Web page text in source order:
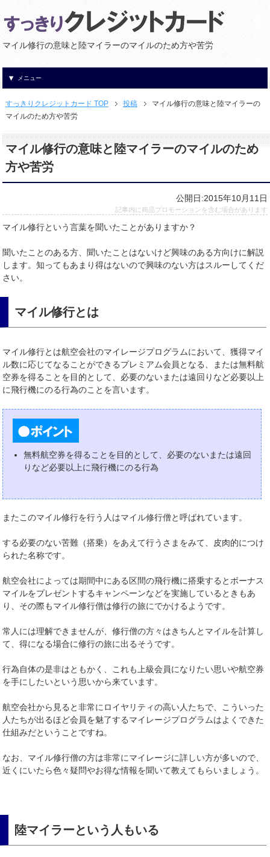
マイル修行の意味と陸マイラーのマイルのため方や苦労
メニュー
すっきりクレジットカード TOP 投稿
マイル修行の意味と陸マイラーの
マイルのため方や苦労
マイル修行の意味と陸マイラーのマイルのため
方や苦労
公開日:2015年10月11日
記事内に商品プロモーションを含む場合があります
マイル修行という言葉を聞いたことがありますか？
聞いたことのある方、聞いたことはないけど興味のある方向けに解説
します。知ってもあまり得はないので興味のない方はスルーしてくだ
さい。
マイル修行とは
マイル修行とは航空会社のマイレージプログラムにおいて、獲得マイ
ル数に応じてなることができるプレミアム会員となる、または無料航
空券を得ることを目的として、必要のないまたは遠回りなど必要以上
に飛行機にのる行為のことを言います。
無料航空券を得ることを目的として、必要のないまたは遠回
りなど必要以上に飛行機にのる行為
またこのマイル修行を行う人はマイル修行僧と呼ばれています。
する必要のない苦難（搭乗）をあえて行うさまをみて、皮肉的につけ
られた名称です。
航空会社によっては期間中にある区間の飛行機に搭乗するとボーナス
マイルをプレゼントするキャンペーンなどを実施しているときもあ
り、その際もマイル修行僧は修行の旅にでかけるようです。
常人には理解できませんが、修行僧の方々はきちんとマイルを計算し
て、得になる場合に修行の旅に出るそうです。
行為自体の是非はともかく、これも上級会員になりたい思いや航空券
を手にしたいという思いから来ています。
航空会社から見ると非常にロイヤリティの高い人たちで、こういった
人たちが出るほど会員を魅了するマイレージプログラムはよくできた
仕組みだということですね。
なお、マイル修行僧の方は非常にマイレージに詳しい方が多いので、
近くにいたら色々疑問やお得な情報を聞いて教えてもらいましょう。
陸マイラーという人もいる